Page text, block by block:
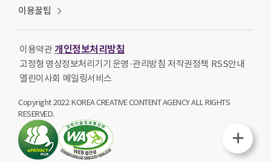
이용꿀팁
이용약관 개인정보처리방침
고정형 영상정보처리기기 운영·관리방침 저작권정책 RSS안내
열린이사회 메일링서비스
Copyright 2022. KOREA CREATIVE CONTENT AGENCY ALL RIGHTS
RESERVED.